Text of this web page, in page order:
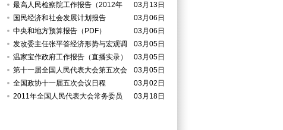
03月13日
最高人民检察院工作报告（2012年
03月11日）
03月06日
国民经济和社会发展计划报告
（PDF）
03月06日
中央和地方预算报告（PDF）
03月05日
发改委主任张平答经济形势与宏观调
控（直播实录）
03月05日
温家宝作政府工作报告（直播实录）
03月05日
第十一届全国人民代表大会第五次会
议议程
03月02日
全国政协十一届五次会议日程
03月18日
2011年全国人民代表大会常务委员